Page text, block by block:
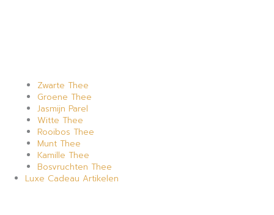
Zwarte Thee
Groene Thee
Jasmijn Parel
Witte Thee
Rooibos Thee
Munt Thee
Kamille Thee
Bosvruchten Thee
Luxe Cadeau Artikelen